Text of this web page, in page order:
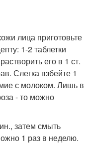
лица приготовьте
1-2 таблетки
его в 1 ст.
Слегка взбейте 1
с молоком. Лишь в
- то можно
затем смыть
1 раз в неделю.